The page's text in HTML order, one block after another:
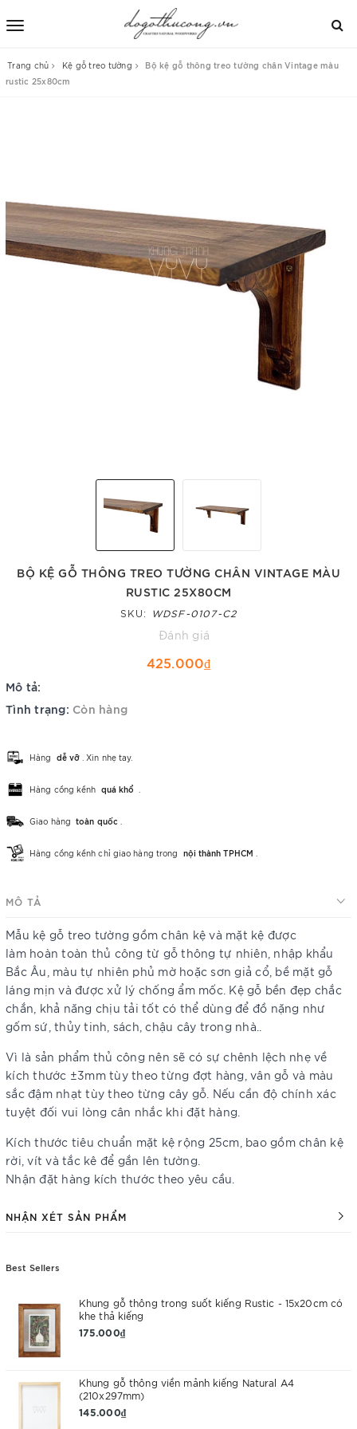
Trang chủ Kệ gỗ treo tường
Bộ kệ gỗ thông treo tường chân Vintage màu
rustic 25x80cm
BỘ KỆ GỖ THÔNG TREO TƯỜNG CHÂN VINTAGE MÀU
RUSTIC 25X80CM
SKU: WDSF-0107-C2
Đánh giá
425.000₫
Mô tả:
Tình trạng: Còn hàng
Hàng dễ vỡ . Xin nhẹ tay.
Hàng cồng kềnh quá khổ
Giao hàng toàn quốc
Hàng cồng kềnh chỉ giao hàng trong nội thành TPHCM
MÔ TẢ
Mẫu kệ gỗ treo tường gồm chân kệ và mặt kệ được
làm hoàn toàn thủ công từ gỗ thông tự nhiên, nhập khẩu
Bắc Âu, màu tự nhiên phủ mờ hoặc sơn giả cổ, bề mặt gỗ
láng mịn và được xử lý chống ẩm mốc. Kệ gỗ bền đẹp chắc
chắn, khả năng chịu tải tốt có thể dùng để đồ nặng như
gốm sứ, thủy tinh, sách, chậu cây trong nhà..
Vì là sản phẩm thủ công nên sẽ có sự chênh lệch nhẹ về
kích thước ±3mm tùy theo từng đợt hàng, vân gỗ và màu
sắc đậm nhạt tùy theo từng cây gỗ. Nếu cần độ chính xác
tuyệt đối vui lòng cân nhắc khi đặt hàng.
Kích thước tiêu chuẩn mặt kệ rộng 25cm, bao gồm chân kệ
rời, vít và tắc kê để gắn lên tường.
Nhận đặt hàng kích thước theo yêu cầu.
NHẬN XÉT SẢN PHẨM
Best Sellers
Khung gỗ thông trong suốt kiếng Rustic - 15x20cm có
khe thả kiếng
175.000₫
Khung gỗ thông viền mảnh kiếng Natural A4
(210x297mm)
145.000₫